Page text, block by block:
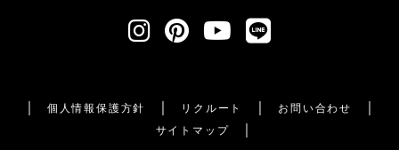
個人情報保護方針 リクルート
お問い合わせ
サイトマップ